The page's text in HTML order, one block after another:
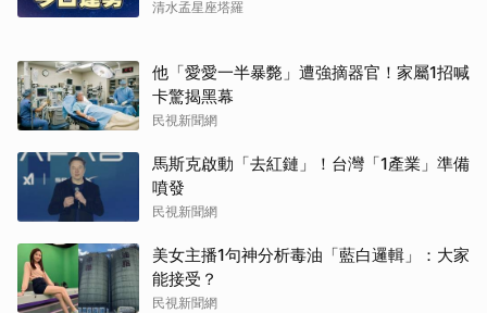
清水孟星座塔羅
他「愛愛一半暴斃」遭強摘器官！家屬1招喊
卡驚揭黑幕
民視新聞網
馬斯克啟動「去紅鏈」！台灣「1產業」準備
噴發
民視新聞網
美女主播1句神分析毒油「藍白邏輯」：大家
能接受？
民視新聞網